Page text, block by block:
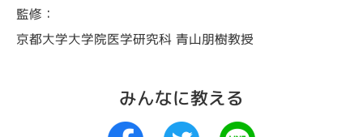
監修：
京都大学大学院医学研究科 青山朋樹教授
みんなに教える